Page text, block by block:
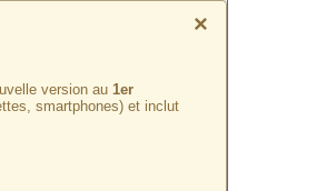
×
version au 1er
smartphones) et inclut